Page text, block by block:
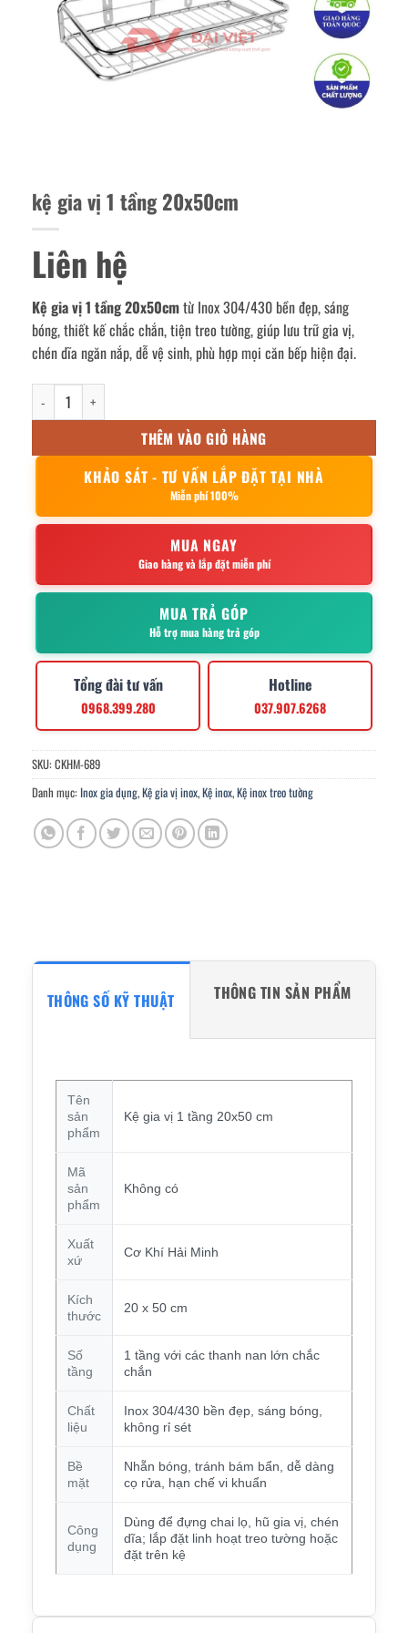
kệ gia vị 1 tầng 20x50cm
Liên hệ
Kệ gia vị 1 tầng 20x50cmtừ Inox 304/430 bền đẹp, sáng
bóng, thiết kế chắc chắn, tiện treo tường, giúp lưu trữ gia vị,
chén dĩa ngăn nắp, dễ vệ sinh, phù hợp mọi căn bếp hiện đại.
kệ gia vị 1 tầng 20x50cm số lượng
THÊM VÀO GIỎ HÀNG
KHẢO SÁT - TƯ VẤN LẮP ĐẶT TẠI NHÀ
Miễn phí 100%
MUA NGAY
Giao hàng và lắp đặt miễn phí
MUA TRẢ GÓP
Hỗ trợ mua hàng trả góp
Tổng đài tư vấn
0968.399.280
Hotline
037.907.6268
SKU: CKHM-689
Danh mục: Inox gia dụng,Kệ gia vị inox,Kệ inox,Kệ inox treo tường
THÔNG SỐ KỸ THUẬT THÔNG TIN SẢN PHẨM
Tên
sản
phẩm
Kệ gia vị 1 tầng 20x50 cm
Mã
sản
phẩm
Không có
Xuất
xứ
Cơ Khí Hải Minh
Kích
thước
20 x 50 cm
Số
tầng
1 tầng với các thanh nan lớn chắc
chắn
Chất
liệu
Inox 304/430 bền đẹp, sáng bóng,
không rỉ sét
Bề
mặt
Nhẵn bóng, tránh bám bẩn, dễ dàng
cọ rửa, hạn chế vi khuẩn
Công
dụng
Dùng để đựng chai lọ, hũ gia vị, chén
dĩa; lắp đặt linh hoạt treo tường hoặc
đặt trên kệ